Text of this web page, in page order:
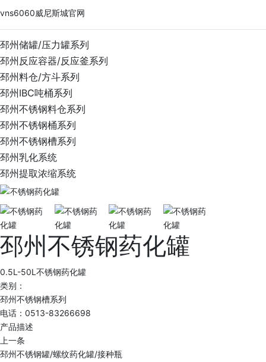
vns6060威尼斯城官网
邳州储罐/压力罐系列
邳州反应容器/反应釜系列
邳州料仓/方斗系列
邳州IBC吨桶系列
邳州不锈钢料仓系列
邳州不锈钢桶系列
邳州不锈钢槽系列
邳州乳化系统
邳州提取浓缩系统
邳州不锈钢药化罐
0.5L-50L不锈钢药化罐
类别：
邳州不锈钢槽系列
电话：0513-83266698
产品描述
上一条
邳州不锈钢罐/螺纹药化罐/接种瓶